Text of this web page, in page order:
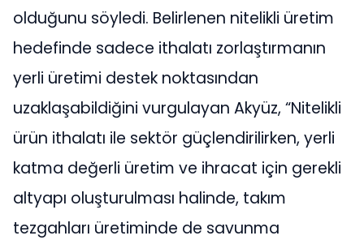
olduğunu söyledi. Belirlenen nitelikli üretim
hedefinde sadece ithalatı zorlaştırmanın
yerli üretimi destek noktasından
uzaklaşabildiğini vurgulayan Akyüz, “Nitelikli
ürün ithalatı ile sektör güçlendirilirken, yerli
katma değerli üretim ve ihracat için gerekli
altyapı oluşturulması halinde, takım
tezgahları üretiminde de savunma